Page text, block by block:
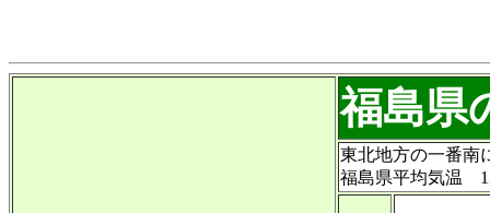
福島県
東北地方の一番南
福島県平均気温